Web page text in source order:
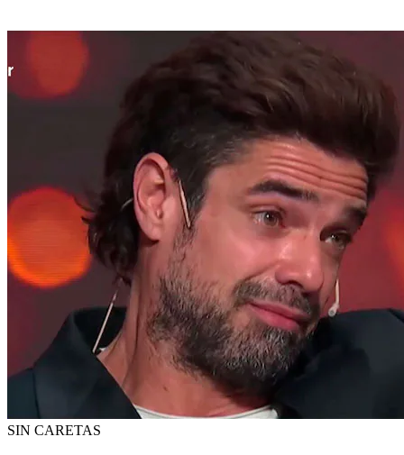
SIN CARETAS